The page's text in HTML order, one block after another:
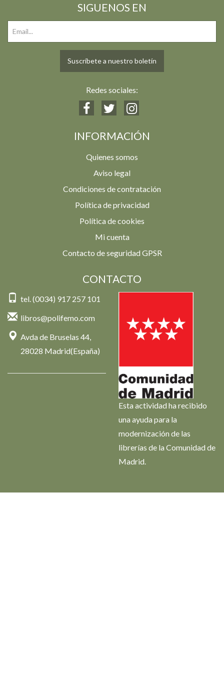
SIGUENOS EN
Suscríbete a nuestro boletín
Redes sociales:
INFORMACIÓN
Quienes somos
Aviso legal
Condiciones de contratación
Política de privacidad
Política de cookies
Mi cuenta
Contacto de seguridad GPSR
CONTACTO
tel. (0034) 917 257 101
libros@polifemo.com
Avda de Bruselas 44,
28028 Madrid(España)
Esta actividad ha recibido
una ayuda para la
modernización de las
librerías de la Comunidad de
Madrid.